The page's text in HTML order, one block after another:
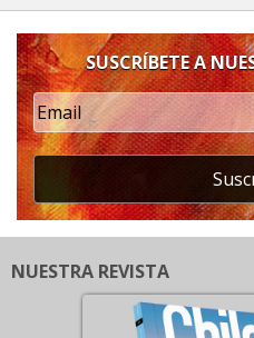
SUSCRÍBETE A
NUESTRA REVISTA